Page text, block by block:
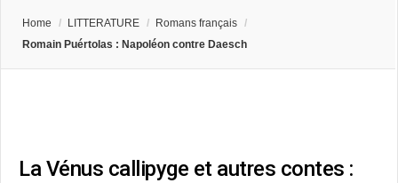
Home / LITTERATURE / Romans français /
Romain Puértolas : Napoléon contre Daesch
La Vénus callipyge et autres contes :